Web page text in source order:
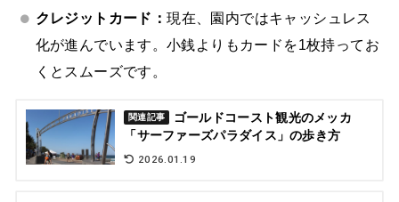
クレジットカード：現在、園内ではキャッシュレス
化が進んでいます。小銭よりもカードを1枚持ってお
くとスムーズです。
関連記事
ゴールドコースト観光のメッカ
「サーファーズパラダイス」の歩き方
2026.01.19